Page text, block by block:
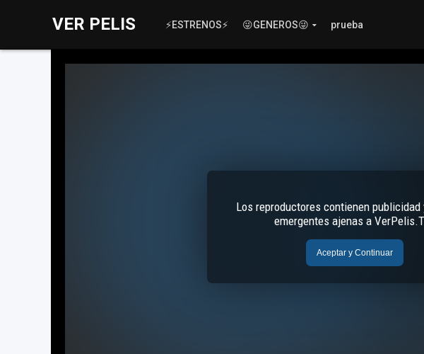
VER PELIS ⚡ESTRENOS⚡ 😜GENEROS😜 prueba